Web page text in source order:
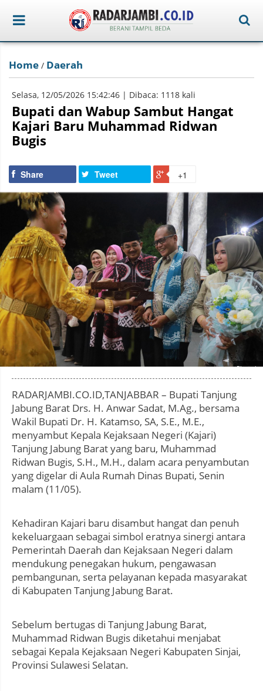
Home / Daerah
Selasa, 12/05/2026 15:42:46 | Dibaca: 1118 kali
Bupati dan Wabup Sambut Hangat
Kajari Baru Muhammad Ridwan
Bugis
Share Tweet +1
Photo by
RADARJAMBI.CO.ID,TANJABBAR – Bupati Tanjung
Jabung Barat Drs. H. Anwar Sadat, M.Ag., bersama
Wakil Bupati Dr. H. Katamso, SA, S.E., M.E.,
menyambut Kepala Kejaksaan Negeri (Kajari)
Tanjung Jabung Barat yang baru, Muhammad
Ridwan Bugis, S.H., M.H., dalam acara penyambutan
yang digelar di Aula Rumah Dinas Bupati, Senin
malam (11/05).
Kehadiran Kajari baru disambut hangat dan penuh
kekeluargaan sebagai simbol eratnya sinergi antara
Pemerintah Daerah dan Kejaksaan Negeri dalam
mendukung penegakan hukum, pengawasan
pembangunan, serta pelayanan kepada masyarakat
di Kabupaten Tanjung Jabung Barat.
Sebelum bertugas di Tanjung Jabung Barat,
Muhammad Ridwan Bugis diketahui menjabat
sebagai Kepala Kejaksaan Negeri Kabupaten Sinjai,
Provinsi Sulawesi Selatan.